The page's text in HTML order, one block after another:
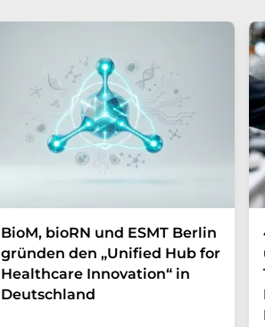
BioM, bioRN und ESMT Berlin
gründen den „Unified Hub for
Healthcare Innovation“ in
Deutschland